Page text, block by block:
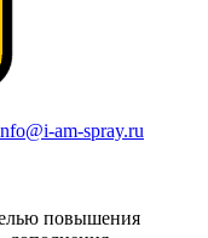
am-spray.ru
повышения